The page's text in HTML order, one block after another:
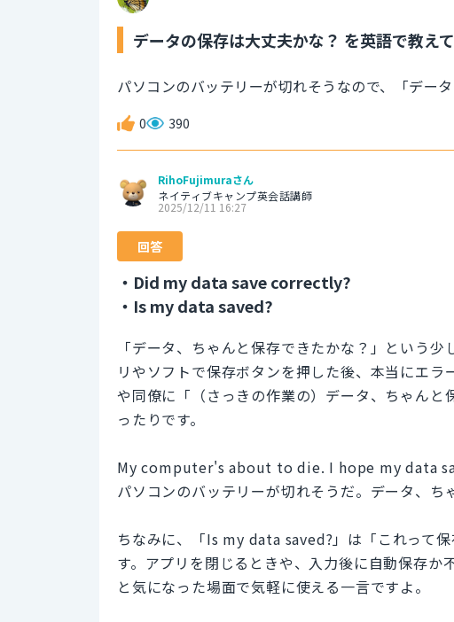
データの保存は大丈夫かな？ を英語で教え
パソコンのバッテリーが切れそうなので、「デー
0 390
RihoFujimuraさん
ネイティブキャンプ英会話講師
2025/12/11 16:27
回答
・Did my data save correctly?
・Is my data saved?
「データ、ちゃんと保存できたかな？」という
リやソフトで保存ボタンを押した後、本当にエ
や同僚に「（さっきの作業の）データ、ちゃん
ったりです。
My computer's about to die. I hope my data
パソコンのバッテリーが切れそうだ。データ、ち
ちなみに、「Is my data saved?」は「これって
す。アプリを閉じるときや、入力後に自動保存
と気になった場面で気軽に使える一言ですよ。